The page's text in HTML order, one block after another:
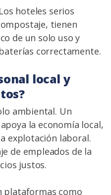
hoteles serios
tienen
de un solo uso y
correctamente.
local y
ambiental. Un
la economía local,
explotación laboral.
de empleados de la
justos.
plataformas como